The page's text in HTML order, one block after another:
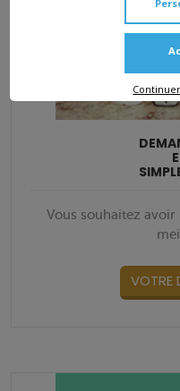
Vous souhaitez
VOTRE